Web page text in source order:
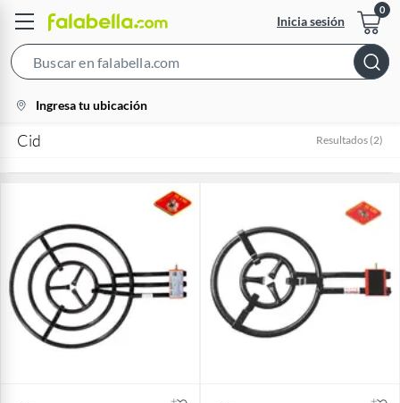
Inicia sesión
Bar
location-
icon
Ingresa tu ubicación
Cid Resultados (2)